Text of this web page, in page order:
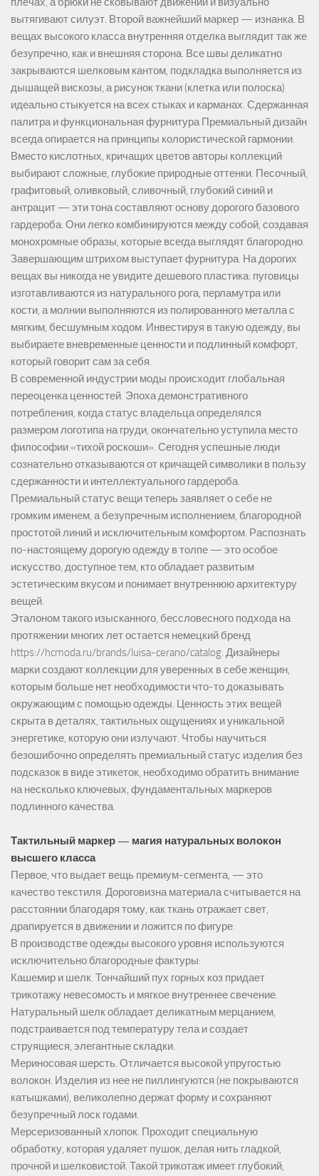
вытягивают силуэт. Второй важнейший маркер — изнанка. В
вещах высокого класса внутренняя отделка выглядит так же
безупречно, как и внешняя сторона. Все швы деликатно
закрываются шелковым кантом, подкладка выполняется из
дышащей вискозы, а рисунок ткани (клетка или полоска)
идеально стыкуется на всех стыках и карманах. Сдержанная
палитра и функциональная фурнитура Премиальный дизайн
всегда опирается на принципы колористической гармонии.
Вместо кислотных, кричащих цветов авторы коллекций
выбирают сложные, глубокие природные оттенки. Песочный,
графитовый, оливковый, сливочный, глубокий синий и
антрацит — эти тона составляют основу дорогого базового
гардероба. Они легко комбинируются между собой, создавая
монохромные образы, которые всегда выглядят благородно.
Завершающим штрихом выступает фурнитура. На дорогих
вещах вы никогда не увидите дешевого пластика: пуговицы
изготавливаются из натурального рога, перламутра или
кости, а молнии выполняются из полированного металла с
мягким, бесшумным ходом. Инвестируя в такую одежду, вы
выбираете вневременные ценности и подлинный комфорт,
который говорит сам за себя.
В современной индустрии моды происходит глобальная
переоценка ценностей. Эпоха демонстративного
потребления, когда статус владельца определялся
размером логотипа на груди, окончательно уступила место
философии «тихой роскоши». Сегодня успешные люди
сознательно отказываются от кричащей символики в пользу
сдержанности и интеллектуального гардероба.
Премиальный статус вещи теперь заявляет о себе не
громким именем, а безупречным исполнением, благородной
простотой линий и исключительным комфортом. Распознать
по-настоящему дорогую одежду в толпе — это особое
искусство, доступное тем, кто обладает развитым
эстетическим вкусом и понимает внутреннюю архитектуру
вещей.
Эталоном такого изысканного, бессловесного подхода на
протяжении многих лет остается немецкий бренд
https://hcmoda.ru/brands/luisa-cerano/catalog. Дизайнеры
марки создают коллекции для уверенных в себе женщин,
которым больше нет необходимости что-то доказывать
окружающим с помощью одежды. Ценность этих вещей
скрыта в деталях, тактильных ощущениях и уникальной
энергетике, которую они излучают. Чтобы научиться
безошибочно определять премиальный статус изделия без
подсказок в виде этикеток, необходимо обратить внимание
на несколько ключевых, фундаментальных маркеров
подлинного качества.
Тактильный маркер — магия натуральных волокон
высшего класса
Первое, что выдает вещь премиум-сегмента, — это
качество текстиля. Дороговизна материала считывается на
расстоянии благодаря тому, как ткань отражает свет,
драпируется в движении и ложится по фигуре.
В производстве одежды высокого уровня используются
исключительно благородные фактуры:
Кашемир и шелк. Тончайший пух горных коз придает
трикотажу невесомость и мягкое внутреннее свечение.
Натуральный шелк обладает деликатным мерцанием,
подстраивается под температуру тела и создает
струящиеся, элегантные складки.
Мериносовая шерсть. Отличается высокой упругостью
волокон. Изделия из нее не пиллингуются (не покрываются
катышками), великолепно держат форму и сохраняют
безупречный лоск годами.
Мерсеризованный хлопок. Проходит специальную
обработку, которая удаляет пушок, делая нить гладкой,
прочной и шелковистой. Такой трикотаж имеет глубокий,